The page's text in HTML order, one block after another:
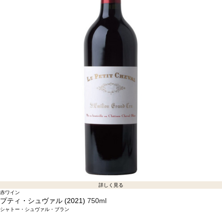
詳しく見る
赤ワイン
プティ・シュヴァル (2021) 750ml
シャトー・シュヴァル・ブラン